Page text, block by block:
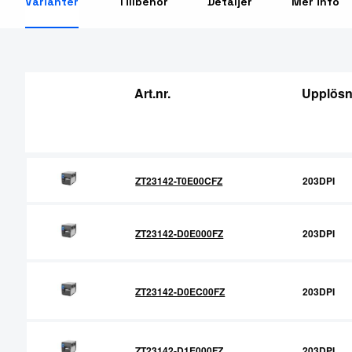
Art.nr.
ZT23142-T0E00CFZ 203DPI
ZT23142-D0E000FZ 203DPI
ZT23142-D0EC00FZ 203DPI